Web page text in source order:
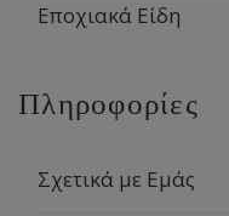
Εποχιακά Είδη
Πληροφορίες
Σχετικά με Εμάς